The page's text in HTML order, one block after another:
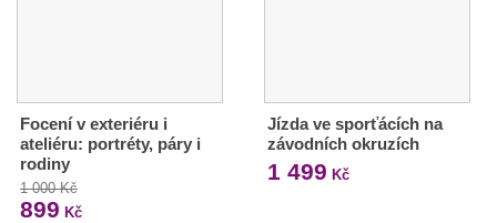
Focení v exteriéru i
ateliéru: portréty, páry i
rodiny
1 000 Kč
899 Kč
Jízda ve sporťácích na
závodních okruzích
1 499 Kč